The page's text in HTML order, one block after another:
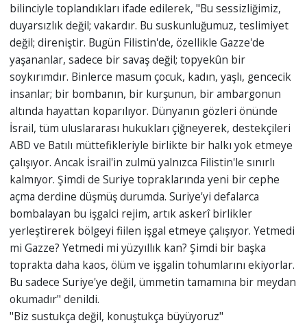
bilinciyle toplandıkları ifade edilerek, "Bu sessizliğimiz,
duyarsızlık değil; vakardır. Bu suskunluğumuz, teslimiyet
değil; direniştir. Bugün Filistin'de, özellikle Gazze'de
yaşananlar, sadece bir savaş değil; topyekûn bir
soykırımdır. Binlerce masum çocuk, kadın, yaşlı, gencecik
insanlar; bir bombanın, bir kurşunun, bir ambargonun
altında hayattan koparılıyor. Dünyanın gözleri önünde
İsrail, tüm uluslararası hukukları çiğneyerek, destekçileri
ABD ve Batılı müttefikleriyle birlikte bir halkı yok etmeye
çalışıyor. Ancak İsrail'in zulmü yalnızca Filistin'le sınırlı
kalmıyor. Şimdi de Suriye topraklarında yeni bir cephe
açma derdine düşmüş durumda. Suriye'yi defalarca
bombalayan bu işgalci rejim, artık askerî birlikler
yerleştirerek bölgeyi fiilen işgal etmeye çalışıyor. Yetmedi
mi Gazze? Yetmedi mi yüzyıllık kan? Şimdi bir başka
toprakta daha kaos, ölüm ve işgalin tohumlarını ekiyorlar.
Bu sadece Suriye'ye değil, ümmetin tamamına bir meydan
okumadır" denildi.
"Biz sustukça değil, konuştukça büyüyoruz"